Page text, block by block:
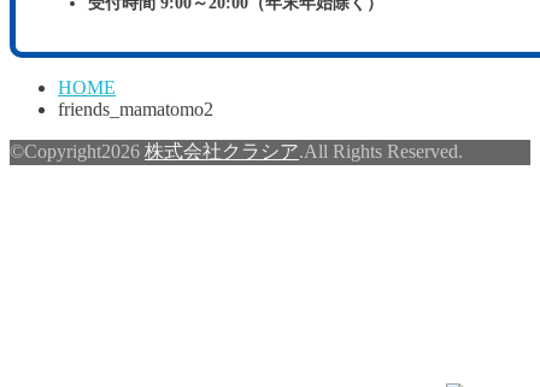
HOME
friends_mamatomo2
©Copyright2026 株式会社クラシア.All Rights Reserved.